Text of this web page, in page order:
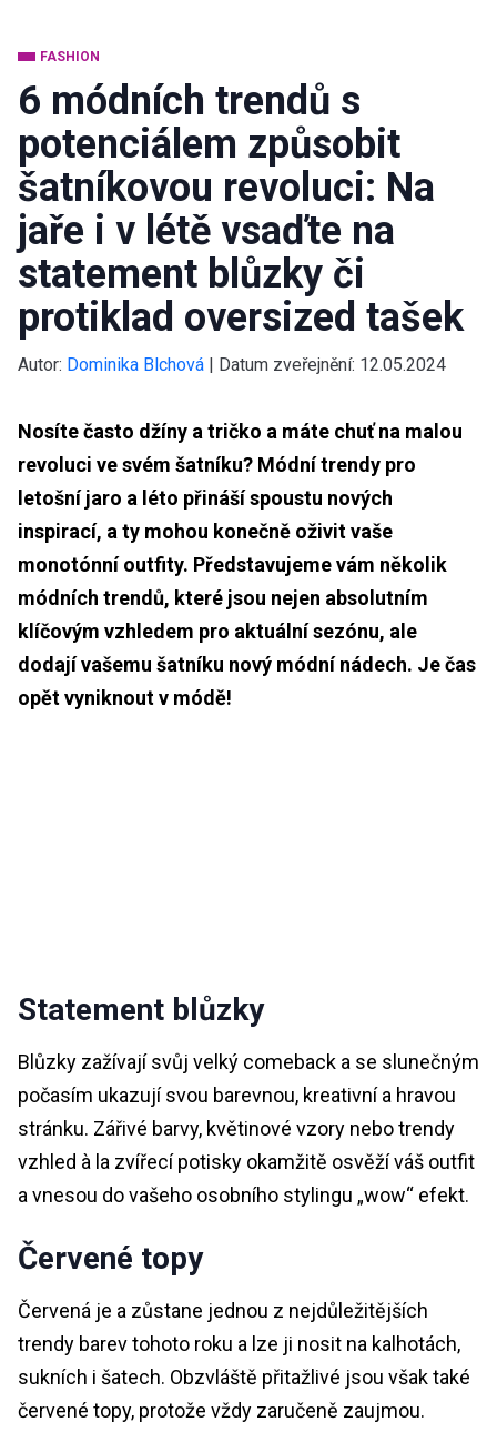
FASHION
6 módních trendů s
potenciálem způsobit
šatníkovou revoluci: Na
jaře i v létě vsaďte na
statement blůzky či
protiklad oversized tašek
Autor: Dominika Blchová | Datum zveřejnění: 12.05.2024
Nosíte často džíny a tričko a máte chuť na malou
revoluci ve svém šatníku? Módní trendy pro
letošní jaro a léto přináší spoustu nových
inspirací, a ty mohou konečně oživit vaše
monotónní outfity. Představujeme vám několik
módních trendů, které jsou nejen absolutním
klíčovým vzhledem pro aktuální sezónu, ale
dodají vašemu šatníku nový módní nádech. Je čas
opět vyniknout v módě!
Statement blůzky
Blůzky zažívají svůj velký comeback a se slunečným
počasím ukazují svou barevnou, kreativní a hravou
stránku. Zářivé barvy, květinové vzory nebo trendy
vzhled à la zvířecí potisky okamžitě osvěží váš outfit
a vnesou do vašeho osobního stylingu „wow“ efekt.
Červené topy
Červená je a zůstane jednou z nejdůležitějších
trendy barev tohoto roku a lze ji nosit na kalhotách,
sukních i šatech. Obzvláště přitažlivé jsou však také
červené topy, protože vždy zaručeně zaujmou.